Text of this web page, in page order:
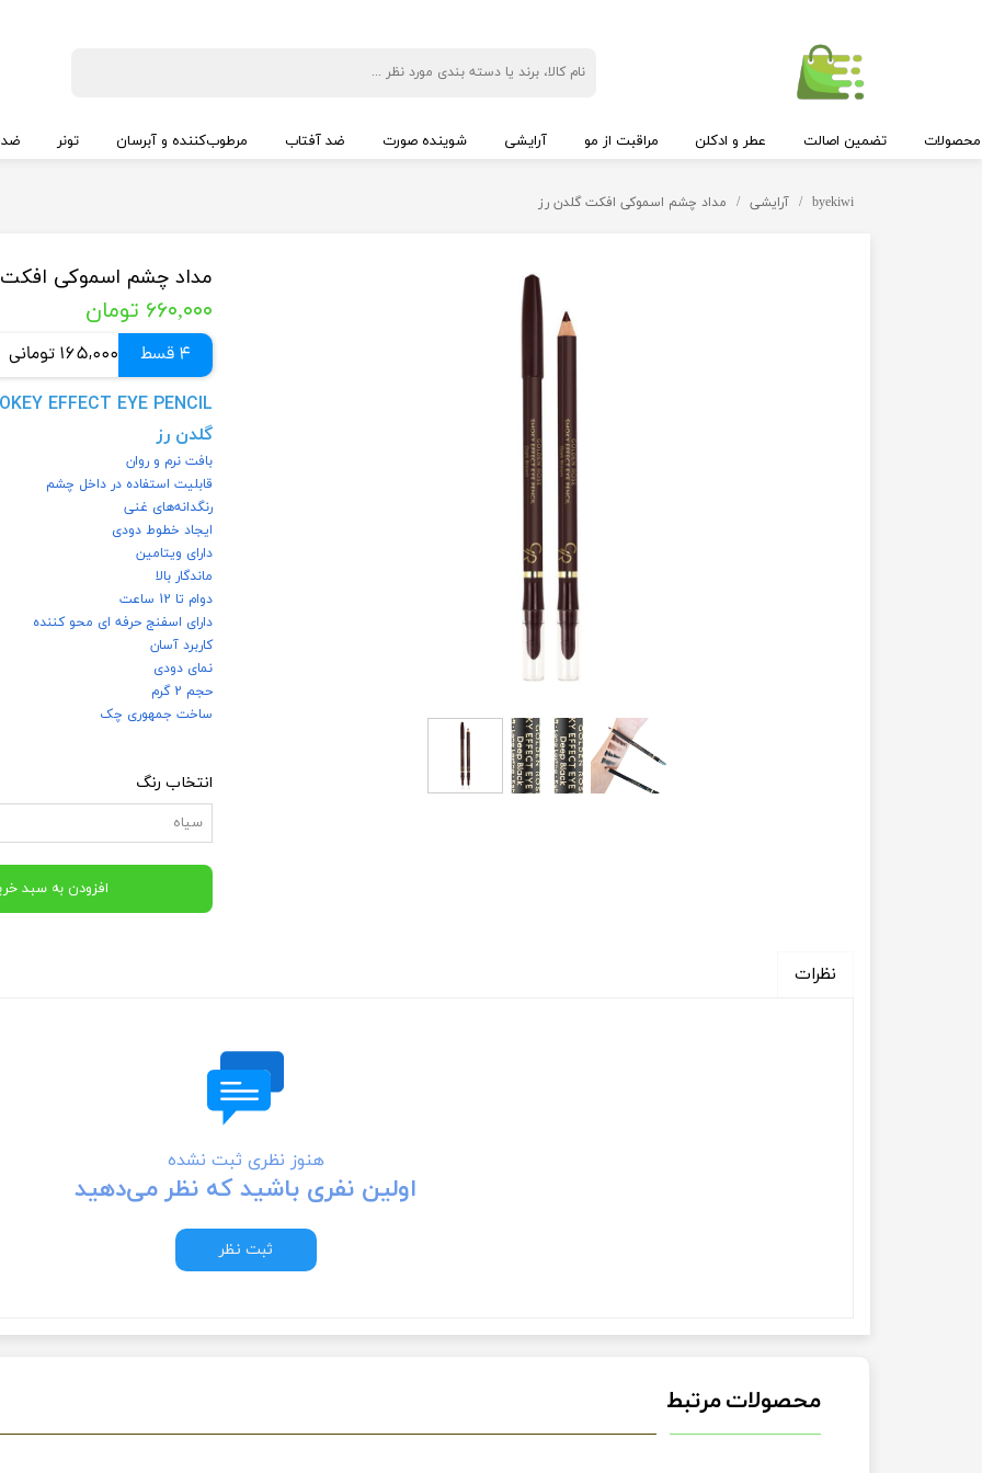
تضمین اصالت عطر و ادکلن مراقبت از مو آرایشی شوینده صورت ضد آفتاب مرطوب‌کننده و آبرسان تونر ضد
byekiwi آرایشی مداد چشم اسموکی افکت گلدن رز
مداد چشم اسموکی افکت
۶۶۰,۰۰۰ تومان
4 قسط 165,000 تومانی
گلدن رز
بافت نرم و روان
قابلیت استفاده در داخل چشم
رنگدانه‌های غنی
ایجاد خطوط دودی
دارای ویتامین
ماندگار بالا
دوام تا 12 ساعت
دارای اسفنج حرفه ای محو کننده
کاربرد آسان
نمای دودی
حجم 2 گرم
ساخت جمهوری چک
انتخاب رنگ
سیاه
افزودن به سبد
نظرات
هنوز نظری ثبت نشده
اولین نفری باشید که نظر می‌دهید
ثبت نظر
محصولات مرتبط